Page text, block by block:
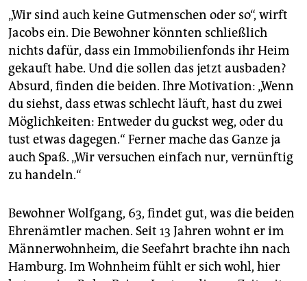
„Wir sind auch keine Gutmenschen oder so“, wirft
Jacobs ein. Die Bewohner könnten schließlich
nichts dafür, dass ein Immobilienfonds ihr Heim
gekauft habe. Und die sollen das jetzt ausbaden?
Absurd, finden die beiden. Ihre Motivation: „Wenn
du siehst, dass etwas schlecht läuft, hast du zwei
Möglichkeiten: Entweder du guckst weg, oder du
tust etwas dagegen.“ Ferner mache das Ganze ja
auch Spaß. „Wir versuchen einfach nur, vernünftig
zu handeln.“
Bewohner Wolfgang, 63, findet gut, was die beiden
Ehrenämtler machen. Seit 13 Jahren wohnt er im
Männerwohnheim, die Seefahrt brachte ihn nach
Hamburg. Im Wohnheim fühlt er sich wohl, hier